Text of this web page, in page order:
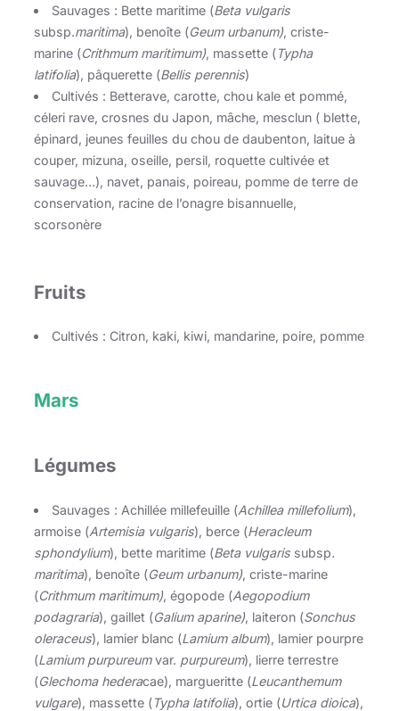
Sauvages : Bette maritime (Beta vulgaris
subsp.maritima), benoîte (Geum urbanum), criste-
marine (Crithmum maritimum), massette (Typha
latifolia), pâquerette (Bellis perennis)
Cultivés : Betterave, carotte, chou kale et pommé,
céleri rave, crosnes du Japon, mâche, mesclun ( blette,
épinard, jeunes feuilles du chou de daubenton, laitue à
couper, mizuna, oseille, persil, roquette cultivée et
sauvage…), navet, panais, poireau, pomme de terre de
conservation, racine de l’onagre bisannuelle,
scorsonère
Fruits
Cultivés : Citron, kaki, kiwi, mandarine, poire, pomme
Mars
Légumes
Sauvages : Achillée millefeuille (Achillea millefolium),
armoise (Artemisia vulgaris), berce (Heracleum
sphondylium), bette maritime (Beta vulgaris subsp.
maritima), benoîte (Geum urbanum), criste-marine
(Crithmum maritimum), égopode (Aegopodium
podagraria), gaillet (Galium aparine), laiteron (Sonchus
oleraceus), lamier blanc (Lamium album), lamier pourpre
(Lamium purpureumvar. purpureum), lierre terrestre
(Glechoma hederacae), margueritte (Leucanthemum
vulgare), massette (Typha latifolia), ortie (Urtica dioica),